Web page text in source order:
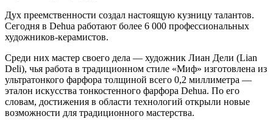
Дух преемственности создал настоящую кузницу талантов.
Сегодня в Dehua работают более 6 000 профессиональных
художников-керамистов.
Среди них мастер своего дела — художник Лиан Дели (Lian
Deli), чья работа в традиционном стиле «Миф» изготовлена из
ультратонкого фарфора толщиной всего 0,2 миллиметра —
эталон искусства тонкостенного фарфора Dehua. По его
словам, достижения в области технологий открыли новые
возможности для традиционного мастерства.